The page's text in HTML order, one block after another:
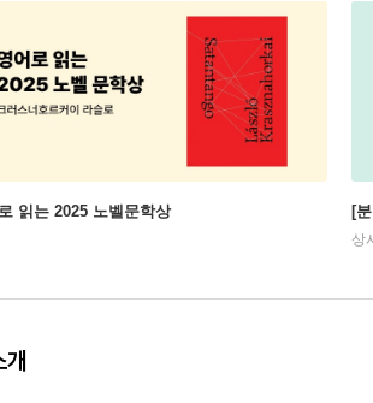
읽는 2025 노벨문학상 [
상
개